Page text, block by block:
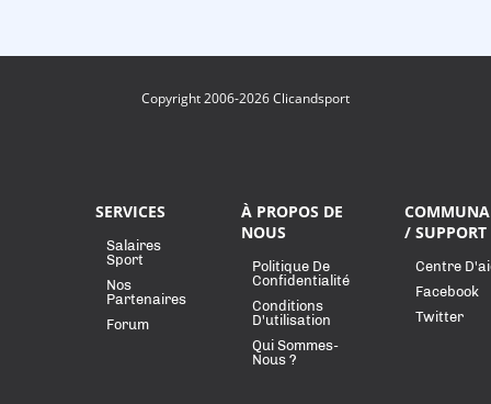
Copyright 2006-2026 Clicandsport
SERVICES
Salaires
Sport
Nos
Partenaires
Forum
À PROPOS DE
NOUS
Politique De
Confidentialité
Conditions
D'utilisation
Qui Sommes-
Nous ?
/ SUPPORT
Centre
Facebook
Twitter